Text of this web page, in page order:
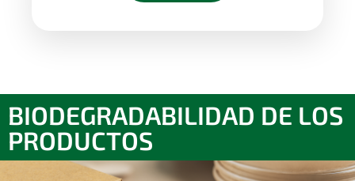
BIODEGRADABILIDAD DE LOS
PRODUCTOS